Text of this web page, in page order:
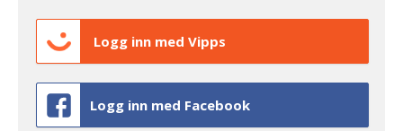
Logg inn med Vipps
Logg inn med Facebook